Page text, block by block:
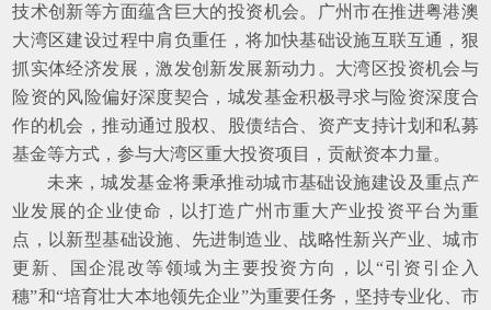
技术创新等方面蕴含巨大的投资机会。广州市在推进粤港澳
大湾区建设过程中肩负重任，将加快基础设施互联互通，狠
抓实体经济发展，激发创新发展新动力。大湾区投资机会与
险资的风险偏好深度契合，城发基金积极寻求与险资深度合
作的机会，推动通过股权、股债结合、资产支持计划和私募
基金等方式，参与大湾区重大投资项目，贡献资本力量。
未来，城发基金将秉承推动城市基础设施建设及重点产
业发展的企业使命，以打造广州市重大产业投资平台为重
点，以新型基础设施、先进制造业、战略性新兴产业、城市
更新、国企混改等领域为主要投资方向，以 “引资引企入
穗”和“培育壮大本地领先企业”为重要任务，坚持专业化、市